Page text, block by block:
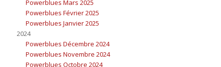
Powerblues Mars 2025
Powerblues Février 2025
Powerblues Janvier 2025
2024
Powerblues Décembre 2024
Powerblues Novembre 2024
Powerblues Octobre 2024